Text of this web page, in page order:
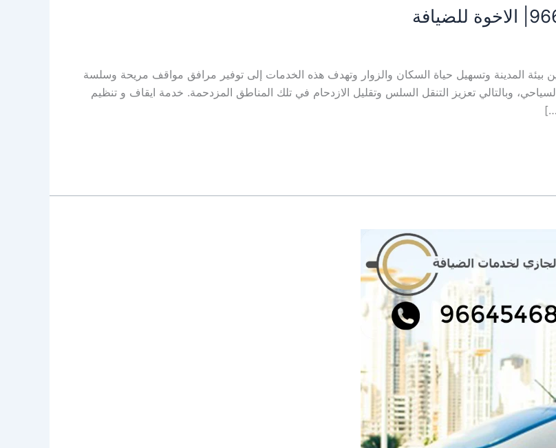
بيئة المدينة وتسهيل حياة السكان والزوار وتهدف هذه الخدمات إلى توفير مرافق مواقف مريحة وسلسة
وبالتالي تعزيز التنقل السلس وتقليل الازدحام في تلك المناطق المزدحمة. خدمة ايقاف و تنظيم